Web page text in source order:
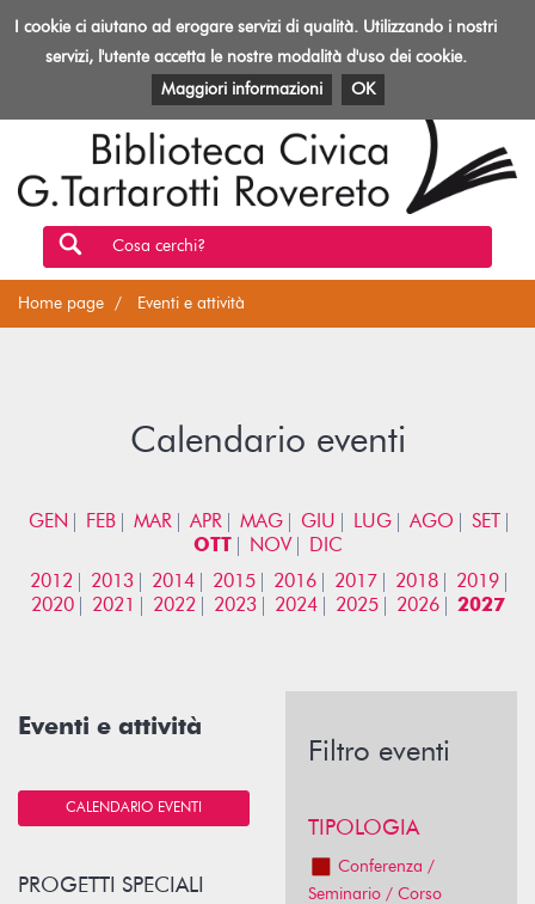
Toggle
Biblioteca
Rovereto
EVENTI E ATTIVITÀ PATRIMONIO E RISORSE
Cosa cerchi?
Home page Eventi e attività
Calendario eventi
GEN FEB MAR APR MAG GIU LUG AGO
SET
OTT
NOV
DIC
2012
2013 2014 2015 2016 2017 2018
2019
2020
2021 2022 2023 2024 2025 2026 2027
Eventi e attività
CALENDARIO EVENTI
PROGETTI SPECIALI
Filtro eventi
TIPOLOGIA
Conferenza /
Seminario / Corso
I cookie ci aiutano ad erogare servizi di qualità. Utilizzando i nostri
servizi, l'utente accetta le nostre modalità d'uso dei cookie.
Maggiori informazioni
OK